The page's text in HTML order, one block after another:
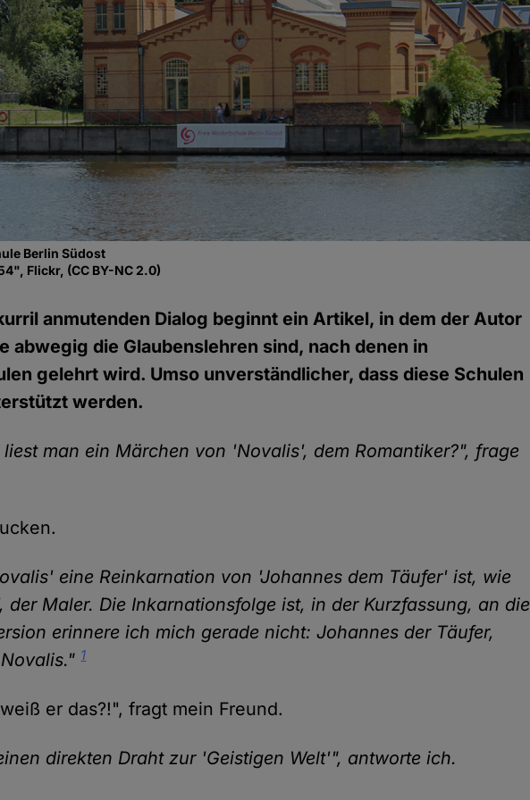
Berlin Südost
Flickr, (CC BY-NC 2.0)
anmutenden Dialog beginnt ein Artikel, in dem der Autor
abwegig die Glaubenslehren sind, nach denen in
gelehrt wird. Umso unverständlicher, dass diese Schulen
werden.
liest man ein Märchen von 'Novalis', dem Romantiker?", frage
eine Reinkarnation von 'Johannes dem Täufer' ist, wie
der Maler. Die Inkarnationsfolge ist, in der Kurzfassung, an die
erinnere ich mich gerade nicht: Johannes der Täufer,
1
er das?!", fragt mein Freund.
direkten Draht zur 'Geistigen Welt'", antworte ich.